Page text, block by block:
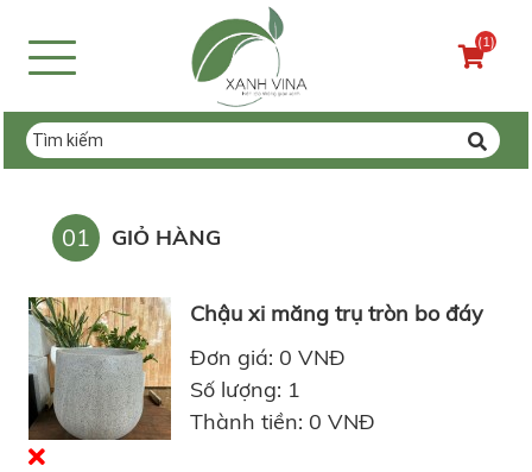
(1)
01 GIỎ HÀNG
Chậu xi măng trụ tròn bo đáy
Đơn giá: 0 VNĐ
Số lượng: 1
Thành tiền: 0 VNĐ